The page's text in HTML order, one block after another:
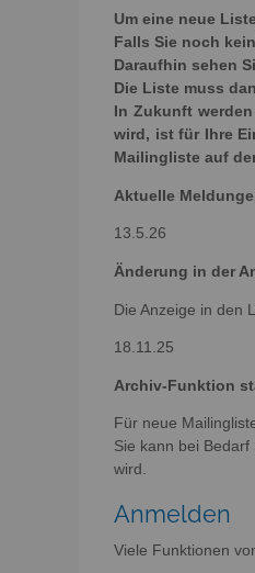
Um eine neue
Falls Sie noch
Daraufhin sehen
Die Liste muss
In Zukunft
wird, ist für Ihre
Mailingliste auf
Aktuelle
13.5.26
Änderung in der
Die Anzeige in den
18.11.25
Archiv-Funktion
Für neue
Sie kann bei
wird.
Anmelden
Viele Funktionen